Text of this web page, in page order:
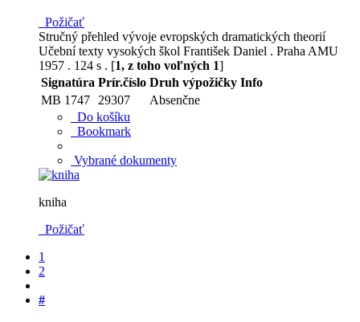
Požičať
Stručný přehled vývoje evropských dramatických theorií
Učební texty vysokých škol František Daniel . Praha AMU
1957 . 124 s . [1, z toho voľných 1]
Signatúra Prír.číslo Druh výpožičky Info
MB 1747
29307
Absenčne
Do košíku
Bookmark
Vybrané dokumenty
kniha
Požičať
1
2
#